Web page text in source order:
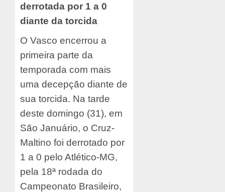
derrotada por 1 a 0
diante da torcida
O Vasco encerrou a
primeira parte da
temporada com mais
uma decepção diante de
sua torcida. Na tarde
deste domingo (31), em
São Januário, o Cruz-
Maltino foi derrotado por
1 a 0 pelo Atlético-MG,
pela 18ª rodada do
Campeonato Brasileiro,